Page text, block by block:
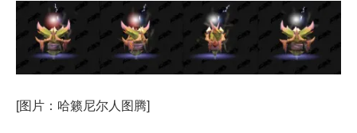
[图片：哈籁尼尔人图腾]